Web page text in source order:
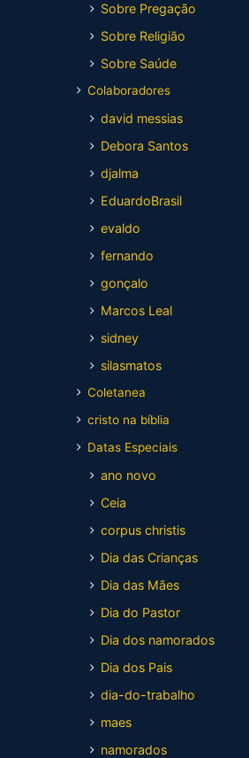
Sobre Pregação
Sobre Religião
Sobre Saúde
Colaboradores
david messias
Debora Santos
djalma
EduardoBrasil
evaldo
fernando
gonçalo
Marcos Leal
sidney
silasmatos
Coletanea
cristo na bíblia
Datas Especiais
ano novo
Ceia
corpus christis
Dia das Crianças
Dia das Mães
Dia do Pastor
Dia dos namorados
Dia dos Pais
dia-do-trabalho
maes
namorados